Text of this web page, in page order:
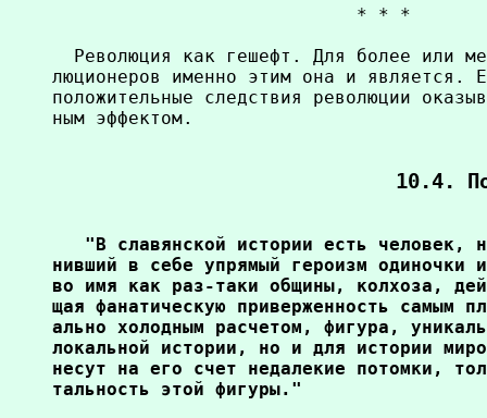
                            * * *
Революция как гешефт. Для более или
люционеров именно этим она и является.
положительные следствия революции
ным эффектом.
10.4.
"В славянской истории есть человек,
нивший в себе упрямый героизм одиночки
во имя как раз-таки общины, колхоза,
щая фанатическую приверженность самым
ально холодным расчетом, фигура,
локальной истории, но и для истории
несут на его счет недалекие потомки,
тальность этой фигуры."